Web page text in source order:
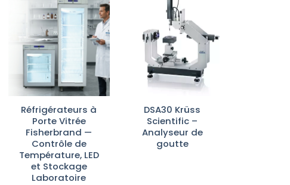
Ajouter
à la liste
d’envies
Réfrigérateurs à
Porte Vitrée
Fisherbrand —
Contrôle de
Température, LED
et Stockage
Laboratoire
Ajouter
à la liste
d’envies
DSA30 Krüss
Scientific –
Analyseur de
goutte